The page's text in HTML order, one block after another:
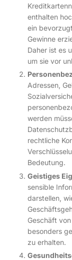
enthalten
ein
Gewinne
Daher ist es
um sie vor
Adressen,
werden
rechtliche
Bedeutung.
Geistiges
sensible
darstellen,
Geschäft
besonders
zu erhalten.